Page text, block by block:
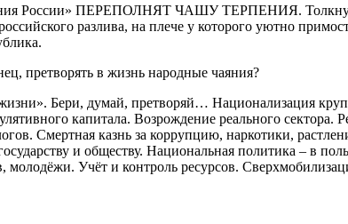
России» ПЕРЕПОЛНЯТ ЧАШУ ТЕРПЕНИЯ.
разлива, на плече у которого уютно
претворять в жизнь народные чаяния?
Бери, думай, претворяй… Национализация
капитала. Возрождение реального сектора.
Смертная казнь за коррупцию, наркотики,
и обществу. Национальная политика – в
Учёт и контроль ресурсов.